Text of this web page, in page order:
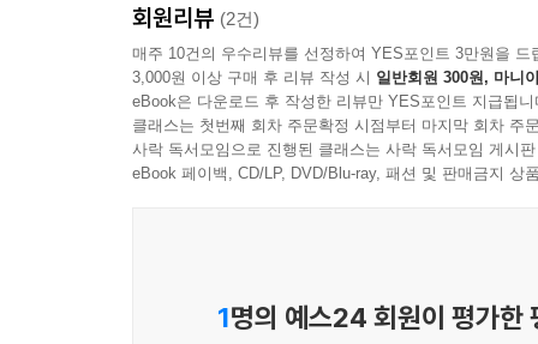
히려 실내도 아니고 실외도 아닌 공간이 유용하
서양식 주택이라면 베란다, 데크 공간에 해당한
집을 원한다면 실내공간은 작게, 이러한 공간은
찾아오는 사람들이 매일 있는 것은 아닌 이상 특
의 실패요인 중 하나다. 대접 아닌 대접을 해야 하
지인까지 불러들일 수 있다. 집을 계획할 때는 ‘
을지 컨설팅을 했다. 그래서 마을은 돈을 벌었다.
소극적인 방어에서 적극적인 디자인으로
농약과 화학비료의 남용은 논밭은 물론 사람의
사용만을 고수하는 소극적인 유기농업은 진정
시작할 때가 되었다. 순환농업은 토양에 투입되
관통하는, 지속가능한 행복사회의 청사진을 내보
회원리뷰 (2건)
매주 10건의 우수리뷰를 선정하여 YES포인트 3만원을 드
3,000원 이상 구매 후 리뷰 작성 시 일반회원 300원, 마니
eBook은 다운로드 후 작성한 리뷰만 YES포인트 지급됩니
클래스는 첫번째 회차 주문확정 시점부터 마지막 회차 주
사락 독서모임으로 진행된 클래스는 사락 독서모임 게시
eBook 페이백, CD/LP, DVD/Blu-ray, 패션 및 판매금지 상
1명의 예스24 회원이 평가한